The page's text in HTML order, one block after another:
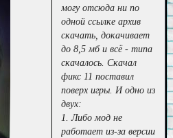
могу отсюда ни по
одной ссылке архив
скачать, докачивает
до 8,5 мб и всё - типа
скачалось. Скачал
фикс 11 поставил
поверх игры. И одно из
двух:
1. Либо мод не
работает из-за версии